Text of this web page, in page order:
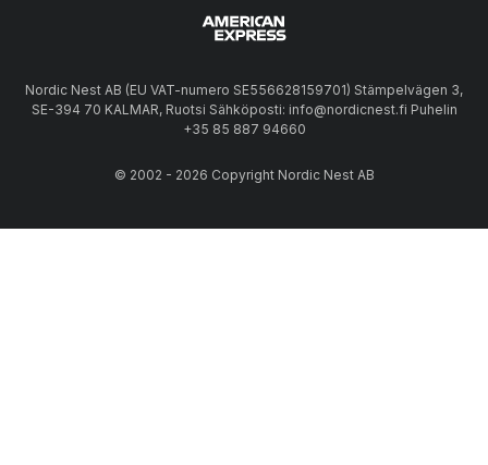
Nordic Nest AB (EU VAT-numero SE556628159701) Stämpelvägen 3,
SE-394 70 KALMAR, Ruotsi Sähköposti: info@nordicnest.fi Puhelin
+35 85 887 94660
© 2002 - 2026 Copyright Nordic Nest AB